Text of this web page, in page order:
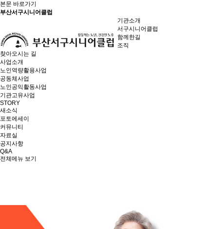
본문 바로가기
부산서구시니어클럽
기관소개
서구시니어클럽
함께한길
조직
찾아오시는 길
사업소개
노인역량활용사업
공동체사업
노인공익활동사업
기관고유사업
STORY
새소식
포토에세이
커뮤니티
자료실
공지사항
Q&A
전체메뉴 보기